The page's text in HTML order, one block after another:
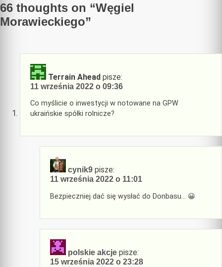
66 thoughts on “Węgiel
Morawieckiego”
Terrain Ahead pisze:
11 września 2022 o 09:36
Co myślicie o inwestycji w notowane na GPW
ukraińskie spółki rolnicze?
cynik9 pisze:
11 września 2022 o 11:01
Bezpieczniej dać się wysłać do Donbasu… 😀
polskie akcje pisze:
15 września 2022 o 23:28